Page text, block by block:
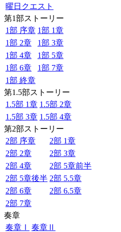
曜日クエスト
第1部ストーリー
1部 序章 1部 1章
1部 2章
1部 3章
1部 4章
1部 5章
1部 6章
1部 7章
1部 終章
第1.5部ストーリー
1.5部 1章 1.5部 2章
1.5部 3章 1.5部 4章
第2部ストーリー
2部 序章
2部 1章
2部 2章
2部 3章
2部 4章
2部 5章前半
2部 5章後半 2部 5.5章
2部 6章
2部 6.5章
2部 7章
奏章
奏章Ⅰ
奏章Ⅱ